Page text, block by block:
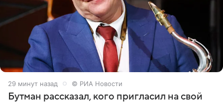
29 минут назад © РИА Новости
Бутман рассказал, кого пригласил на свой